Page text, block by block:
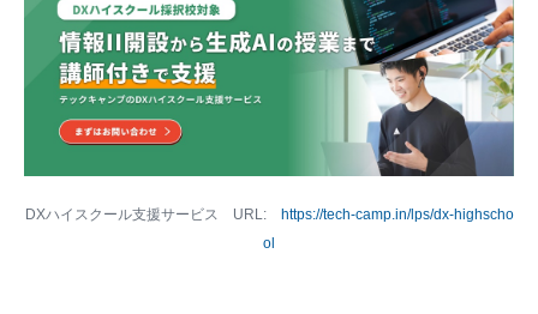
DXハイスクール支援サービス URL: https://tech-camp.in/lps/dx-highscho
ol